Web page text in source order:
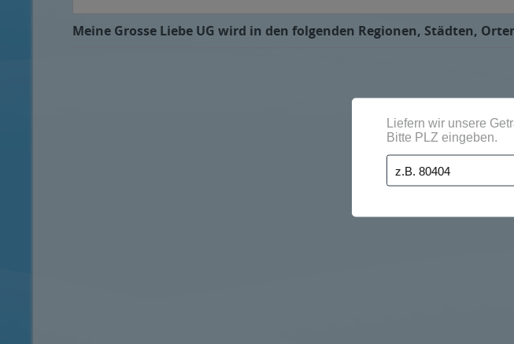
Meine Grosse Liebe UG wird in den folgenden Regionen, Städten,